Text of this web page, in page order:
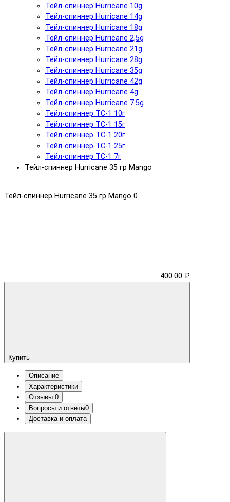
Тейл-спиннер Hurricane 10g
Тейл-спиннер Hurricane 14g
Тейл-спиннер Hurricane 18g
Тейл-спиннер Hurricane 2,5g
Тейл-спиннер Hurricane 21g
Тейл-спиннер Hurricane 28g
Тейл-спиннер Hurricane 35g
Тейл-спиннер Hurricane 42g
Тейл-спиннер Hurricane 4g
Тейл-спиннер Hurricane 7.5g
Тейл-спиннер ТС-1 10г
Тейл-спиннер ТС-1 15г
Тейл-спиннер ТС-1 20г
Тейл-спиннер ТС-1 25г
Тейл-спиннер ТС-1 7г
Тейл-спиннер Hurricane 35 гр Mango
Тейл-спиннер Hurricane 35 гр Mango 0
400.00 ₽
Купить
Описание
Характеристики
Отзывы 0
Вопросы и ответы0
Доставка и оплата